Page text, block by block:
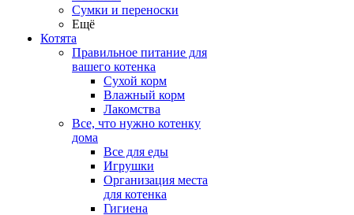
Сумки и переноски
Ещё
Котята
Правильное питание для
вашего котенка
Сухой корм
Влажный корм
Лакомства
Все, что нужно котенку
дома
Все для еды
Игрушки
Организация места
для котенка
Гигиена